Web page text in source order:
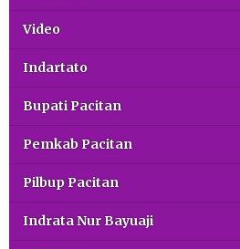
Video
Indartato
Bupati Pacitan
Pemkab Pacitan
Pilbup Pacitan
Indrata Nur Bayuaji